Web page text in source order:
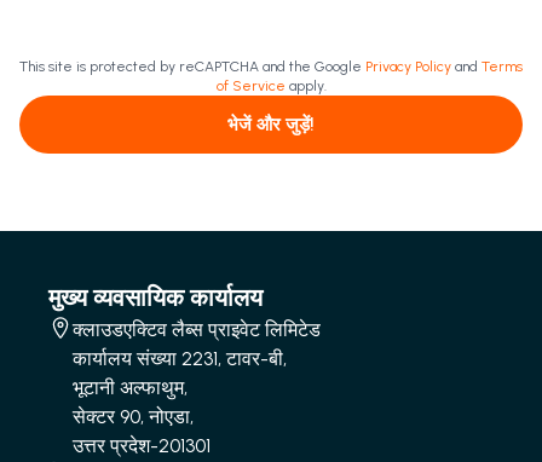
This site is protected by reCAPTCHA and the Google Privacy Policy and Terms
of Service apply.
भेजें और जुड़ें!
मुख्य व्यवसायिक कार्यालय
क्लाउडएक्टिव लैब्स प्राइवेट लिमिटेड
कार्यालय संख्या 2231, टावर-बी,
भूटानी अल्फाथुम,
सेक्टर 90, नोएडा,
उत्तर प्रदेश-201301